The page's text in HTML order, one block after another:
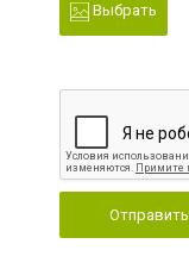
Выбрать
Отправить